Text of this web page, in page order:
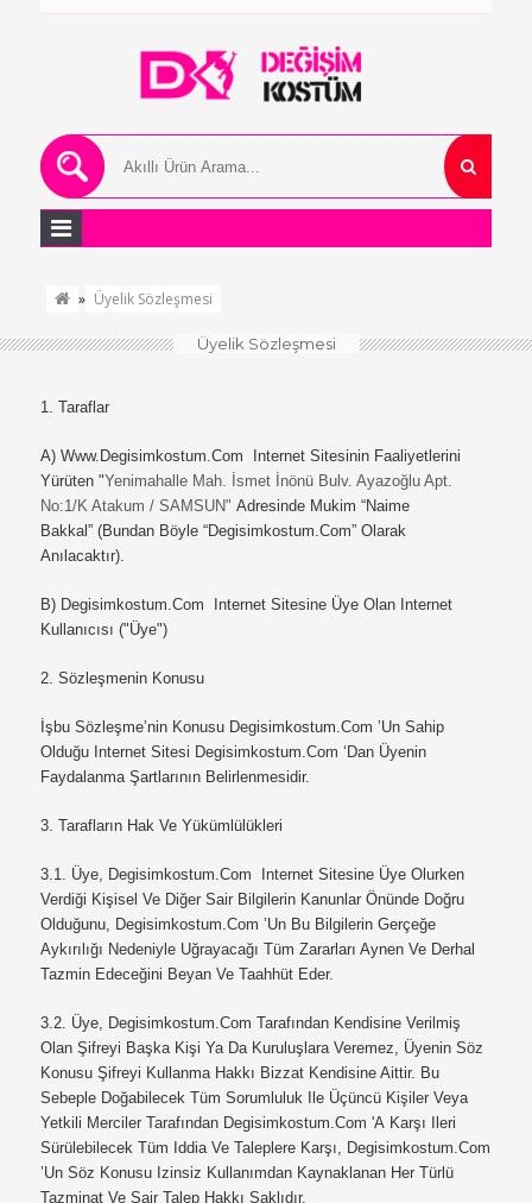
» Üyelik Sözleşmesi
Üyelik Sözleşmesi
1. Taraflar
A) Www.degisimkostum.com Internet Sitesinin Faaliyetlerini
Yürüten "Yenimahalle Mah. İsmet İnönü Bulv. Ayazoğlu Apt.
No:1/K Atakum / SAMSUN" Adresinde Mukim “Naime
Bakkal” (Bundan Böyle “degisimkostum.com” Olarak
Anılacaktır).
B) Degisimkostum.com Internet Sitesine Üye Olan Internet
Kullanıcısı ("Üye")
2. Sözleşmenin Konusu
İşbu Sözleşme’nin Konusu Degisimkostum.com ’un Sahip
Olduğu Internet Sitesi Degisimkostum.com ‘dan Üyenin
Faydalanma Şartlarının Belirlenmesidir.
3. Tarafların Hak Ve Yükümlülükleri
3.1.
Üye, Degisimkostum.com Internet Sitesine Üye Olurken
Verdiği Kişisel Ve Diğer Sair Bilgilerin Kanunlar Önünde Doğru
Olduğunu,
Degisimkostum.com ’un Bu Bilgilerin Gerçeğe
Aykırılığı Nedeniyle Uğrayacağı Tüm Zararları Aynen Ve Derhal
Tazmin Edeceğini Beyan Ve Taahhüt Eder.
3.2. Üye, Degisimkostum.com Tarafından Kendisine Verilmiş
Olan Şifreyi Başka Kişi Ya Da Kuruluşlara Veremez, Üyenin Söz
Konusu Şifreyi Kullanma Hakkı Bizzat Kendisine Aittir. Bu
Sebeple Doğabilecek Tüm Sorumluluk Ile Üçüncü Kişiler Veya
Yetkili Merciler Tarafından Degisimkostum.com 'a Karşı Ileri
Sürülebilecek Tüm Iddia Ve Taleplere Karşı,
Degisimkostum.com
’un Söz Konusu Izinsiz Kullanımdan Kaynaklanan Her Türlü
Tazminat Ve Sair Talep Hakkı Saklıdır.